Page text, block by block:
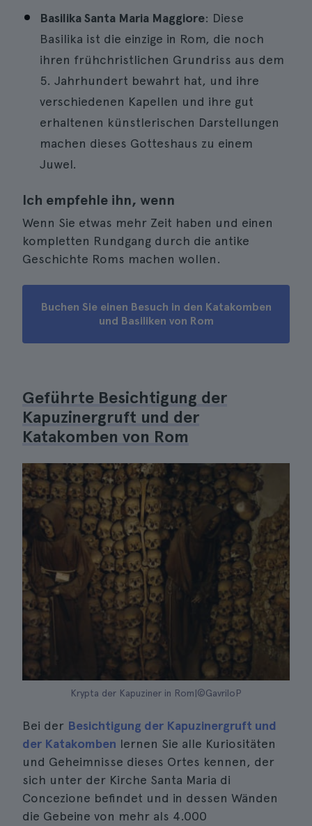
Basilika Santa Maria Maggiore: Diese
Basilika ist die einzige in Rom, die noch
ihren frühchristlichen Grundriss aus dem
5. Jahrhundert bewahrt hat, und ihre
verschiedenen Kapellen und ihre gut
erhaltenen künstlerischen Darstellungen
machen dieses Gotteshaus zu einem
Juwel.
Ich empfehle ihn, wenn
Wenn Sie etwas mehr Zeit haben und einen
kompletten Rundgang durch die antike
Geschichte Roms machen wollen.
Buchen Sie einen Besuch in den Katakomben
und Basiliken von Rom
Geführte Besichtigung der
Kapuzinergruft und der
Katakomben von Rom
Krypta der Kapuziner in Rom|©GavriloP
Bei der Besichtigung der Kapuzinergruft und
der Katakomben lernen Sie alle Kuriositäten
und Geheimnisse dieses Ortes kennen, der
sich unter der Kirche Santa Maria di
Concezione befindet und in dessen Wänden
die Gebeine von mehr als 4.000